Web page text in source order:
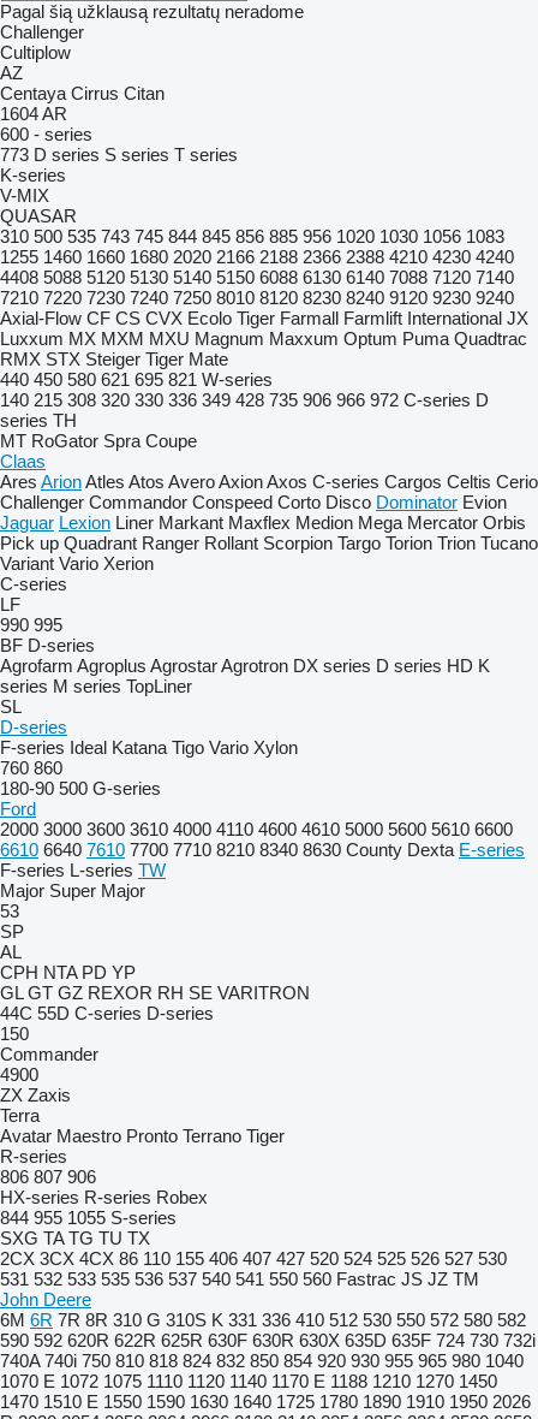
Pagal šią užklausą rezultatų neradome
Challenger
Cultiplow
AZ
Centaya Cirrus Citan
1604AR
600 - series
773 D series S series T series
K-series
V-MIX
QUASAR
310 500 535 743 745 844 845 856 885 956 1020 1030 1056 1083
1255 1460 1660 1680 2020 2166 2188 2366 2388 4210 4230 4240
4408 5088 5120 5130 5140 5150 6088 6130 6140 7088 7120 7140
7210 7220 7230 7240 7250 8010 8120 8230 8240 9120 9230 9240
Axial-Flow CF CS CVX Ecolo Tiger Farmall Farmlift International JX
Luxxum MX MXM MXU Magnum Maxxum Optum Puma Quadtrac
RMX STX Steiger Tiger Mate
440 450 580 621 695 821 W-series
140 215 308 320 330 336 349 428 735 906 966 972 C-series D
series TH
MT RoGator Spra Coupe
Claas
Ares ArionAtles Atos AveroAxionAxos C-series Cargos Celtis Cerio
Challenger Commandor Conspeed Corto Disco Dominator Evion
Jaguar Lexion Liner Markant Maxflex Medion Mega Mercator Orbis
Pick up Quadrant Ranger Rollant Scorpion Targo Torion Trion Tucano
Variant Vario Xerion
C-series
LF
990 995
BF D-series
Agrofarm Agroplus AgrostarAgrotron DX series D series HD K
series M series TopLiner
SL
D-series
F-series Ideal Katana Tigo Vario Xylon
760 860
180-90 500 G-series
Ford
2000 3000 3600 3610 4000 4110 4600 4610 5000 5600 5610 6600
6610 6640 7610 7700 7710 8210 8340 8630 County Dexta E-series
F-series L-series TW
Major Super Major
53
SP
AL
CPH NTA PD YP
GL GT GZ REXOR RH SE VARITRON
44C 55D C-series D-series
150
Commander
4900
ZX Zaxis
Terra
Avatar Maestro Pronto Terrano Tiger
R-series
806 807 906
HX-series R-series Robex
844 955 1055 S-series
SXG TA TG TU TX
2CX 3CX 4CX 86 110 155 406 407 427 520 524 525 526 527 530
531 532 533 535 536 537 540 541 550 560 Fastrac JS JZ TM
John Deere
6M 6R 7R 8R 310 G 310S K 331 336 410 512 530 550 572 580 582
590 592 620R 622R 625R 630F 630R 630X 635D 635F 724 730 732i
740A 740i 750 810 818 824 832 850 854 920 930 955 965 980 1040
1070 E 1072 1075 1110 1120 1140 1170 E 1188 1210 1270 1450
1470 1510 E 1550 1590 1630 1640 1725 1780 1890 1910 1950 2026